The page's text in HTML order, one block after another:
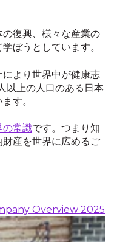
復興、様々な産業の
ぼうとしています。
より世界中が健康志
以上の人口のある日本
す。
の常識です。つまり知
産を世界に広めるご